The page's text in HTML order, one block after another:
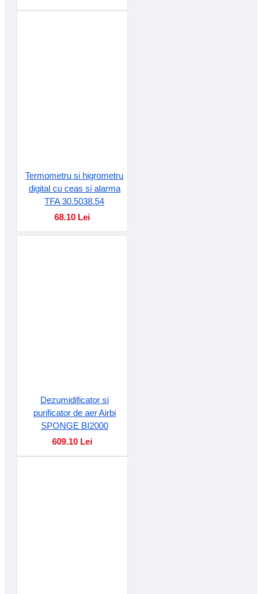
Termometru si higrometru
digital cu ceas si alarma
TFA 30.5038.54
68.10 Lei
Dezumidificator si
purificator de aer Airbi
SPONGE BI2000
609.10 Lei